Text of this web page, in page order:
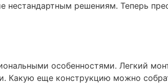
нестандартным решениям. Теперь
особенностями. Легкий
Какую еще конструкцию можно